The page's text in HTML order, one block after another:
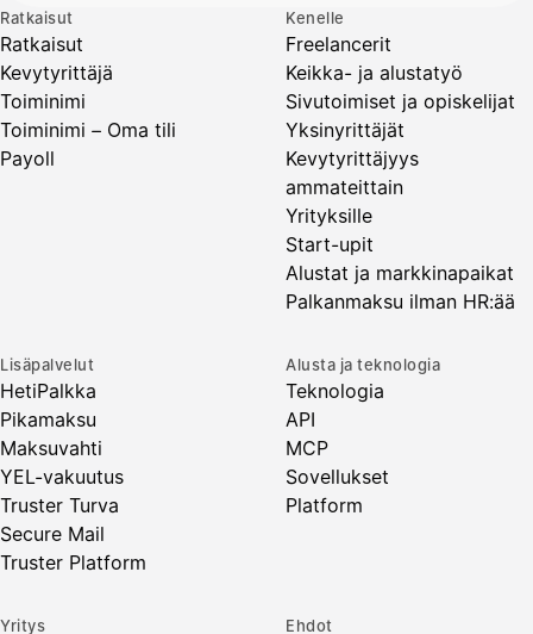
Ratkaisut
Ratkaisut
Kevytyrittäjä
Toiminimi
Toiminimi – Oma tili
Payoll
Kenelle
Freelancerit
Keikka- ja alustatyö
Sivutoimiset ja opiskelijat
Yksinyrittäjät
Kevytyrittäjyys
ammateittain
Yrityksille
Start-upit
Alustat ja markkinapaikat
Palkanmaksu ilman HR:ää
Lisäpalvelut
HetiPalkka
Pikamaksu
Maksuvahti
YEL-vakuutus
Truster Turva
Secure Mail
Truster Platform
Alusta ja teknologia
Teknologia
API
MCP
Sovellukset
Platform
Yritys Ehdot